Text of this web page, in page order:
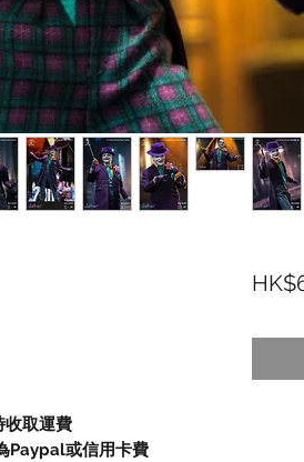
收取運費
Paypal或信用卡費